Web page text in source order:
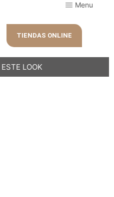
Menu
TIENDAS ONLINE
LOOK